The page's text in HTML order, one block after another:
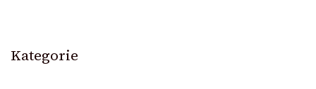
Kategorie